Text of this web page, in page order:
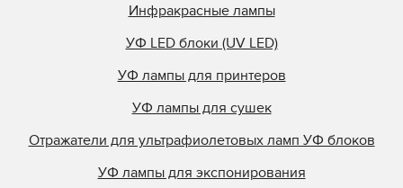
Инфракрасные лампы
УФ LED блоки (UV LED)
УФ лампы для принтеров
УФ лампы для сушек
Отражатели для ультрафиолетовых ламп УФ блоков
УФ лампы для экспонирования